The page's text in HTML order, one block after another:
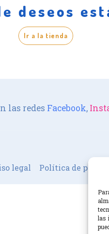
las
deseos
Ir a la tienda
las redes Facebook,
legal Política de